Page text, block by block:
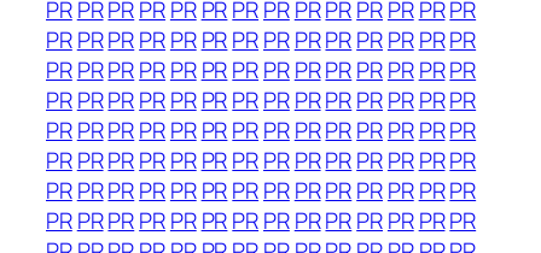
PRPRPRPRPR PRPRPRPRPRPRPR PRPR
PRPRPRPRPR PRPRPRPRPRPRPR PRPR
PRPRPRPRPR PRPRPRPRPRPRPR PRPR
PRPRPRPRPR PRPRPRPRPRPRPR PRPR
PRPRPRPRPR PRPRPRPRPRPRPR PRPR
PRPRPRPRPR PRPRPRPRPRPRPR PRPR
PRPRPRPRPR PRPRPRPRPRPRPR PRPR
PRPRPRPRPR PRPRPRPRPRPRPR PRPR